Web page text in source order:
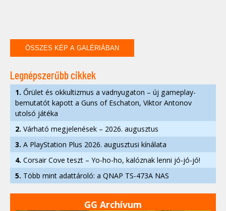
ÖSSZES KÉP A GALÉRIÁBAN
Legnépszerűbb cikkek
1. Őrület és okkultizmus a vadnyugaton – új gameplay-
bemutatót kapott a Guns of Eschaton, Viktor Antonov
utolsó játéka
2. Várható megjelenések – 2026. augusztus
3. A PlayStation Plus 2026. augusztusi kínálata
4. Corsair Cove teszt – Yo-ho-ho, kalóznak lenni jó-jó-jó!
5. Több mint adattároló: a QNAP TS-473A NAS
GG Archívum